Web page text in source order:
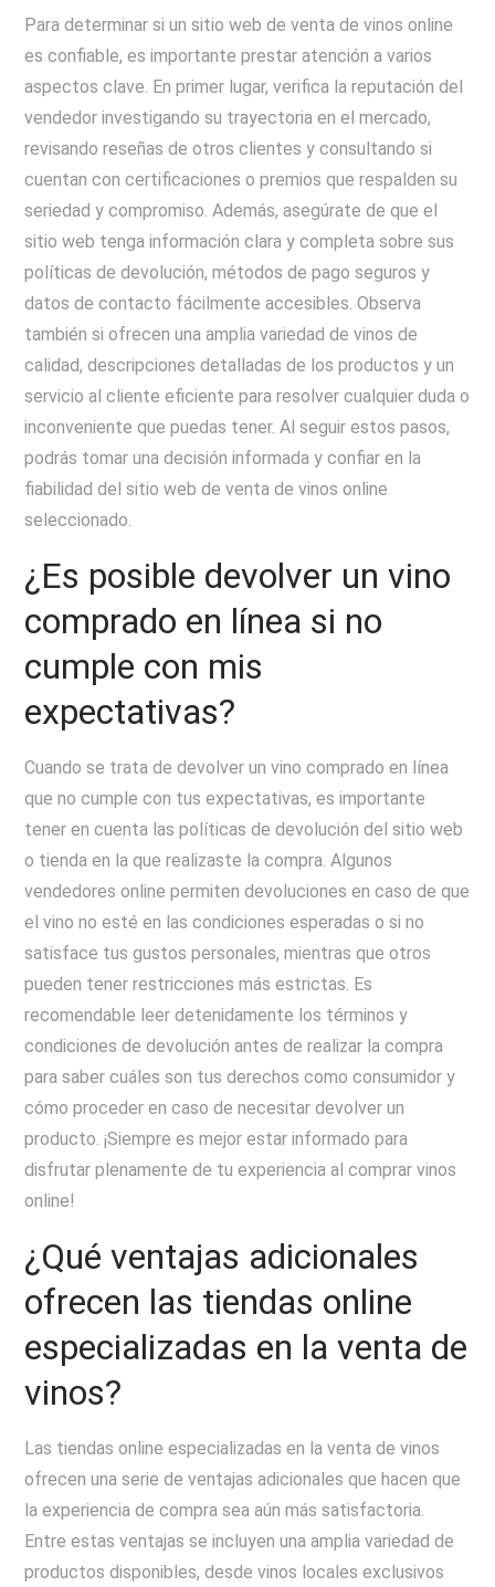
Para determinar si un sitio web de venta de vinos online
es confiable, es importante prestar atención a varios
aspectos clave. En primer lugar, verifica la reputación del
vendedor investigando su trayectoria en el mercado,
revisando reseñas de otros clientes y consultando si
cuentan con certificaciones o premios que respalden su
seriedad y compromiso. Además, asegúrate de que el
sitio web tenga información clara y completa sobre sus
políticas de devolución, métodos de pago seguros y
datos de contacto fácilmente accesibles. Observa
también si ofrecen una amplia variedad de vinos de
calidad, descripciones detalladas de los productos y un
servicio al cliente eficiente para resolver cualquier duda o
inconveniente que puedas tener. Al seguir estos pasos,
podrás tomar una decisión informada y confiar en la
fiabilidad del sitio web de venta de vinos online
seleccionado.
¿Es posible devolver un vino
comprado en línea si no
cumple con mis
expectativas?
Cuando se trata de devolver un vino comprado en línea
que no cumple con tus expectativas, es importante
tener en cuenta las políticas de devolución del sitio web
o tienda en la que realizaste la compra. Algunos
vendedores online permiten devoluciones en caso de que
el vino no esté en las condiciones esperadas o si no
satisface tus gustos personales, mientras que otros
pueden tener restricciones más estrictas. Es
recomendable leer detenidamente los términos y
condiciones de devolución antes de realizar la compra
para saber cuáles son tus derechos como consumidor y
cómo proceder en caso de necesitar devolver un
producto. ¡Siempre es mejor estar informado para
disfrutar plenamente de tu experiencia al comprar vinos
online!
¿Qué ventajas adicionales
ofrecen las tiendas online
especializadas en la venta de
vinos?
Las tiendas online especializadas en la venta de vinos
ofrecen una serie de ventajas adicionales que hacen que
la experiencia de compra sea aún más satisfactoria.
Entre estas ventajas se incluyen una amplia variedad de
productos disponibles, desde vinos locales exclusivos